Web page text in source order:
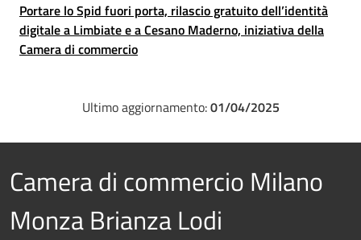
Portare lo Spid fuori porta, rilascio gratuito dell’identità
digitale a Limbiate e a Cesano Maderno, iniziativa della
Camera di commercio
Ultimo aggiornamento:01/04/2025
Camera di commercio Milano
Monza Brianza Lodi